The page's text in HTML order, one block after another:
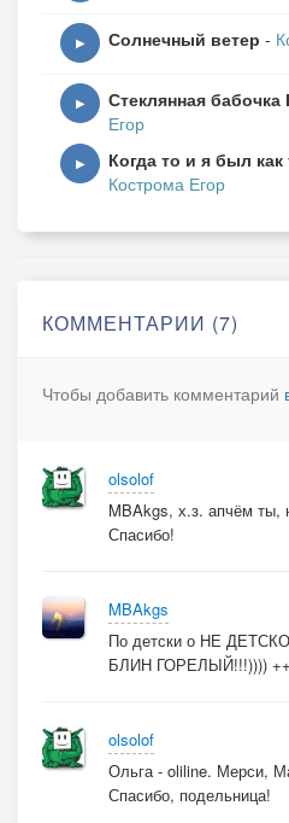
▶ Солнечный ветер -
▶ Стеклянная бабочка
Егор
▶ Когда то и я был
Кострома Егор
КОММЕНТАРИИ (7)
Чтобы добавить комментарий
olsolof
MBAkgs, х.з. апчём ты,
Спасибо!
MBAkgs
По детски о НЕ
БЛИН ГОРЕЛЫЙ!!!))))
olsolof
Ольга - oliline. Мерси,
Спасибо, подельница!